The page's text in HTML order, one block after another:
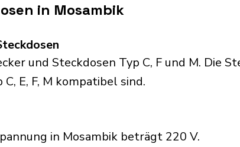
in Mosambik
und Steckdosen Typ C, F und M. Die
E, F, M kompatibel sind.
in Mosambik beträgt 220 V.